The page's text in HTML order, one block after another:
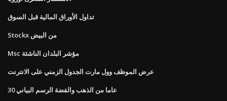
تداول الأوراق المالية قبل السوق
Stockx من البيض
Msc مؤشر البلدان الناشئة
عرض الموظف وول مارت الجدول الزمني على الانترنت
30 عاما من الذهب والفضة الرسم البياني